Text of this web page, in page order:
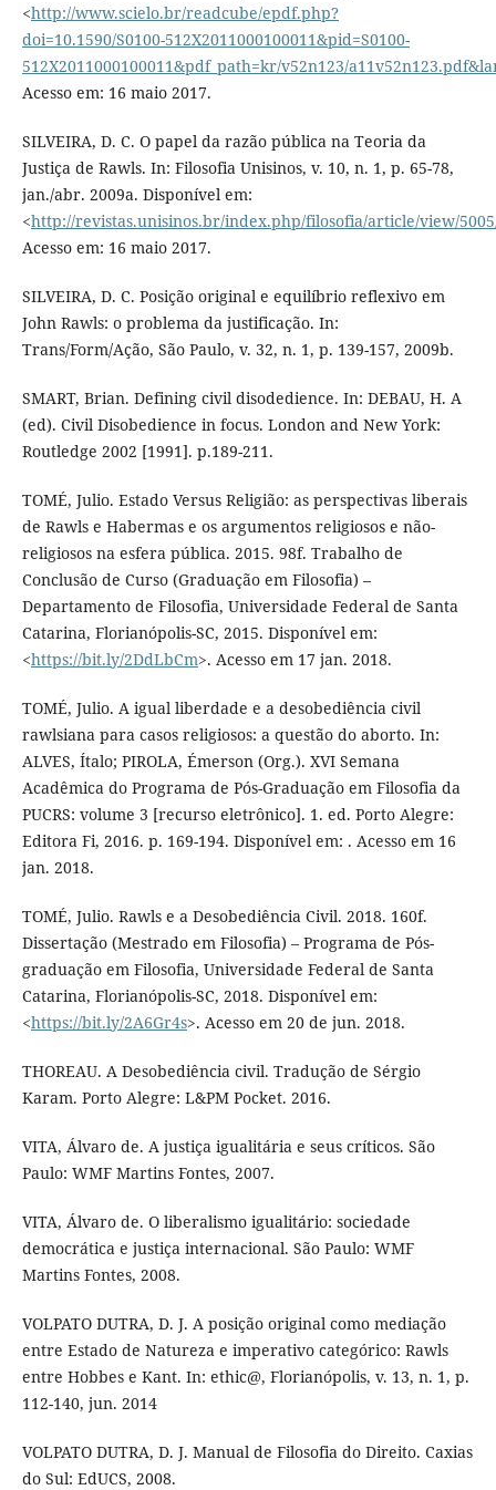
<http://www.scielo.br/readcube/epdf.php?
doi=10.1590/S0100-512X2011000100011&pid=S0100-
512X2011000100011&pdf_path=kr/v52n123/
Acesso em: 16 maio 2017.
SILVEIRA, D. C. O papel da razão pública na Teoria da
Justiça de Rawls. In: Filosofia Unisinos, v. 10, n. 1, p. 65-78,
jan./abr. 2009a. Disponível em:
<http://revistas.unisinos.br/index.php/filosofia/article/view/
Acesso em: 16 maio 2017.
SILVEIRA, D. C. Posição original e equilíbrio reflexivo em
John Rawls: o problema da justificação. In:
Trans/Form/Ação, São Paulo, v. 32, n. 1, p. 139-157, 2009b.
SMART, Brian. Defining civil disodedience. In: DEBAU, H. A
(ed). Civil Disobedience in focus. London and New York:
Routledge 2002 [1991]. p.189-211.
TOMÉ, Julio. Estado Versus Religião: as perspectivas liberais
de Rawls e Habermas e os argumentos religiosos e não-
religiosos na esfera pública. 2015. 98f. Trabalho de
Conclusão de Curso (Graduação em Filosofia) –
Departamento de Filosofia, Universidade Federal de Santa
Catarina, Florianópolis-SC, 2015. Disponível em:
<https://bit.ly/2DdLbCm>. Acesso em 17 jan. 2018.
TOMÉ, Julio. A igual liberdade e a desobediência civil
rawlsiana para casos religiosos: a questão do aborto. In:
ALVES, Ítalo; PIROLA, Émerson (Org.). XVI Semana
Acadêmica do Programa de Pós-Graduação em Filosofia da
PUCRS: volume 3 [recurso eletrônico]. 1. ed. Porto Alegre:
Editora Fi, 2016. p. 169-194. Disponível em: . Acesso em 16
jan. 2018.
TOMÉ, Julio. Rawls e a Desobediência Civil. 2018. 160f.
Dissertação (Mestrado em Filosofia) – Programa de Pós-
graduação em Filosofia, Universidade Federal de Santa
Catarina, Florianópolis-SC, 2018. Disponível em:
<https://bit.ly/2A6Gr4s>. Acesso em 20 de jun. 2018.
THOREAU. A Desobediência civil. Tradução de Sérgio
Karam. Porto Alegre: L&PM Pocket. 2016.
VITA, Álvaro de. A justiça igualitária e seus críticos. São
Paulo: WMF Martins Fontes, 2007.
VITA, Álvaro de. O liberalismo igualitário: sociedade
democrática e justiça internacional. São Paulo: WMF
Martins Fontes, 2008.
VOLPATO DUTRA, D. J. A posição original como mediação
entre Estado de Natureza e imperativo categórico: Rawls
entre Hobbes e Kant. In: ethic@, Florianópolis, v. 13, n. 1, p.
112-140, jun. 2014
VOLPATO DUTRA, D. J. Manual de Filosofia do Direito. Caxias
do Sul: EdUCS, 2008.